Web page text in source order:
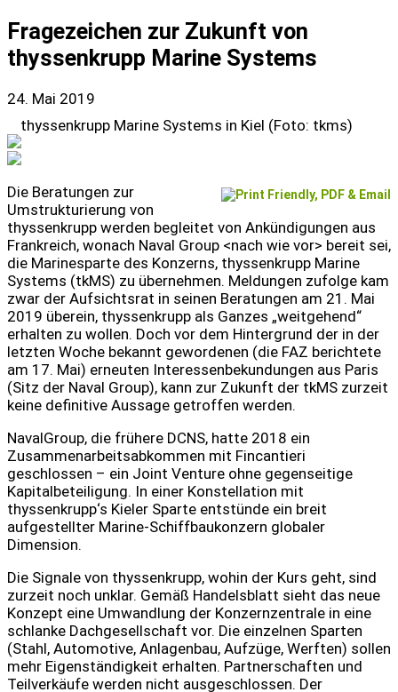
Fragezeichen zur Zukunft von
thyssenkrupp Marine Systems
24. Mai 2019
thyssenkrupp Marine Systems in Kiel (Foto: tkms)
Die Beratungen zur
Umstrukturierung von
thyssenkrupp werden begleitet von Ankündigungen aus
Frankreich, wonach Naval Group <nach wie vor> bereit sei,
die Marinesparte des Konzerns, thyssenkrupp Marine
Systems (tkMS) zu übernehmen. Meldungen zufolge kam
zwar der Aufsichtsrat in seinen Beratungen am 21. Mai
2019 überein, thyssenkrupp als Ganzes „weitgehend“
erhalten zu wollen. Doch vor dem Hintergrund der in der
letzten Woche bekannt gewordenen (die FAZ berichtete
am 17. Mai) erneuten Interessenbekundungen aus Paris
(Sitz der Naval Group), kann zur Zukunft der tkMS zurzeit
keine definitive Aussage getroffen werden.
NavalGroup, die frühere DCNS, hatte 2018 ein
Zusammenarbeitsabkommen mit Fincantieri
geschlossen – ein Joint Venture ohne gegenseitige
Kapitalbeteiligung. In einer Konstellation mit
thyssenkrupp‘s Kieler Sparte entstünde ein breit
aufgestellter Marine-Schiffbaukonzern globaler
Dimension.
Die Signale von thyssenkrupp, wohin der Kurs geht, sind
zurzeit noch unklar. Gemäß Handelsblatt sieht das neue
Konzept eine Umwandlung der Konzernzentrale in eine
schlanke Dachgesellschaft vor. Die einzelnen Sparten
(Stahl, Automotive, Anlagenbau, Aufzüge, Werften) sollen
mehr Eigenständigkeit erhalten. Partnerschaften und
Teilverkäufe werden nicht ausgeschlossen. Der